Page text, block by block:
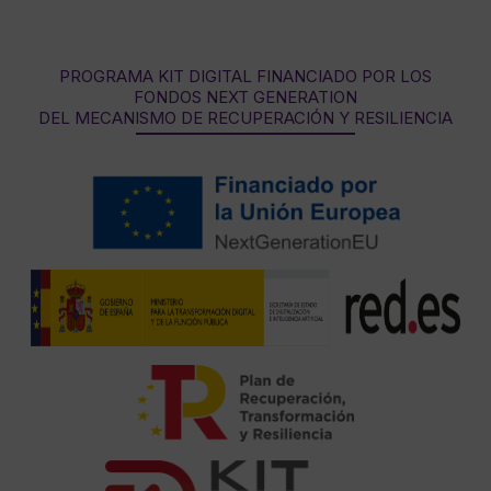
PROGRAMA KIT DIGITAL FINANCIADO POR LOS
FONDOS NEXT GENERATION
DEL MECANISMO DE RECUPERACIÓN Y RESILIENCIA